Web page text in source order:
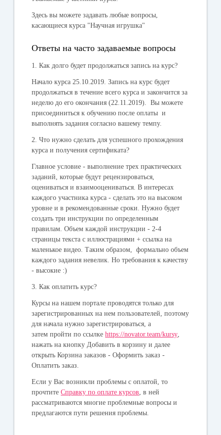
Здесь вы можете задавать любые вопросы,
касающиеся курса "Научная игрушка"
Ответы на часто задаваемые вопросы
1. Как долго будет продолжаться запись на курс?
Начало курса 25.10.2019. Запись на курс будет
продолжаться в течение всего курса и закончится за
неделю до его окончания (22.11.2019). Вы можете
присоединиться к обучению после оплаты и
выполнять задания согласно вашему темпу.
2. Что нужно сделать для успешного прохождения
курса и получения сертификата?
Главное условие - выполнение трех практических
заданий, которые будут рецензироваться,
оцениваться и взаимооцениваться. В интересах
каждого участника курса - сделать это на высоком
уровне и в рекомендованные сроки. Нужно будет
создать три инструкции по определенным
правилам. Объем каждой инструкции - 2-4
страницы текста с иллюстрациями + ссылка на
маленькое видео. Таким образом, формально объем
каждого задания невелик. Но требования к качеству
- высокие :)
3. Как оплатить курс?
Курсы на нашем портале проводятся только для
зарегистрированных на нем пользователей, поэтому
для начала нужно зарегистрироваться, а
затем пройти по ссылкеhttps://novator.team/kursy
нажать на кнопку Добавить в корзину и далее
открыть Корзина заказов - Оформить заказ -
Оплатить заказ.
Если у Вас возникли проблемы с оплатой, то
прочтитеСправку по оплате курсов , в ней
рассматриваются многие проблемные вопросы и
предлагаются пути решения проблемы.